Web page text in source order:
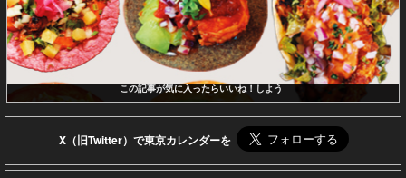
この記事が気に入ったらいいね！しよう
X（旧Twitter）で東京カレンダーを